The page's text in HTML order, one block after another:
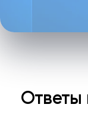
Ответы